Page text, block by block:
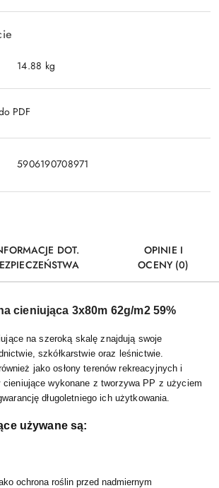
14.88 kg
PDF
5906190708971
DOT.
OPINIE I
OCENY (0)
cieniująca 3x80m 62g/m2 59%
na szeroką skalę znajdują swoje
szkółkarstwie oraz leśnictwie.
jako osłony terenów rekreacyjnych i
wykonane z tworzywa PP z użyciem
długoletniego ich użytkowania.
używane są:
ochrona roślin przed nadmiernym